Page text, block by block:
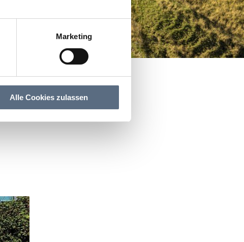
Marketing
Alle Cookies zulassen